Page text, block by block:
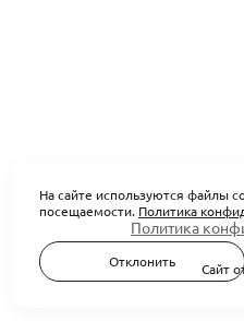
Политика
Сайт
На сайте используются файлы
посещаемости. Политика
Отклонить